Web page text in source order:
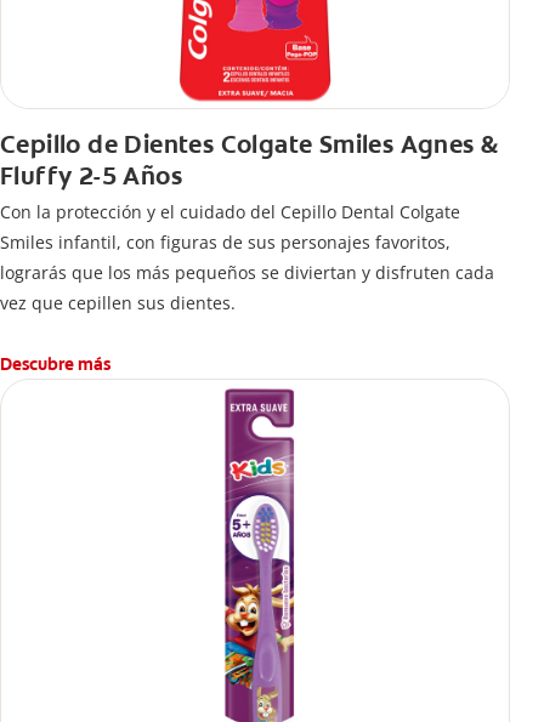
Cepillo de Dientes Colgate Smiles Agnes &
Fluffy 2-5 Años
Con la protección y el cuidado del Cepillo Dental Colgate
Smiles infantil, con figuras de sus personajes favoritos,
lograrás que los más pequeños se diviertan y disfruten cada
vez que cepillen sus dientes.
Descubre más